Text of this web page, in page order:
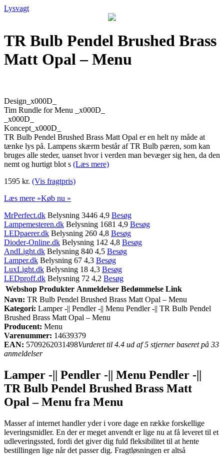
Lysvagt
TR Bulb Pendel Brushed Brass
Matt Opal – Menu
Design_x000D_
Tim Rundle for Menu _x000D_
_x000D_
Koncept_x000D_
TR Bulb Pendel Brushed Brass Matt Opal er en helt ny måde at
tænke lys på. Lampens skærm består af TR Bulb pæren, som kan
bruges alle steder, uanset hvor i verden man bevæger sig hen, da den
nemt og hurtigt blot s (Læs mere)
1595 kr. (Vis fragtpris)
Læs mere »Køb nu »
MrPerfect.dk Belysning 3446 4,9 Besøg
Lampemesteren.dk Belysning 1681 4,9 Besøg
LEDpaerer.dk Belysning 260 4,8 Besøg
Dioder-Online.dk Belysning 142 4,8 Besøg
AndLight.dk Belysning 840 4,5 Besøg
Lamper.dk Belysning 67 4,3 Besøg
LuxLight.dk Belysning 18 4,3 Besøg
LEDproff.dk Belysning 72 4,2 Besøg
Webshop Produkter Anmeldelser Bedømmelse Link
Navn: TR Bulb Pendel Brushed Brass Matt Opal – Menu
Kategori: Lamper -|| Pendler -|| Menu Pendler -|| TR Bulb Pendel
Brushed Brass Matt Opal – Menu
Producent: Menu
Varenummer: 14639379
EAN: 5709262031498Vurderet til 4.4 ud af 5 stjerner baseret på 33
anmeldelser
Lamper -|| Pendler -|| Menu Pendler -||
TR Bulb Pendel Brushed Brass Matt
Opal – Menu fra Menu
Masser af internet handler yder i vore dage en række forskellige
leveringsmidler. En der er meget anvendt er lige nu at få leveret til et
udleveringssted, fordi det giver dig fuld fleksibilitet til at hente
bestillingen lige når det passer dig. Fragtløsningen er altså